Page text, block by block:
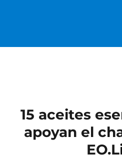
15 aceites
apoyan el